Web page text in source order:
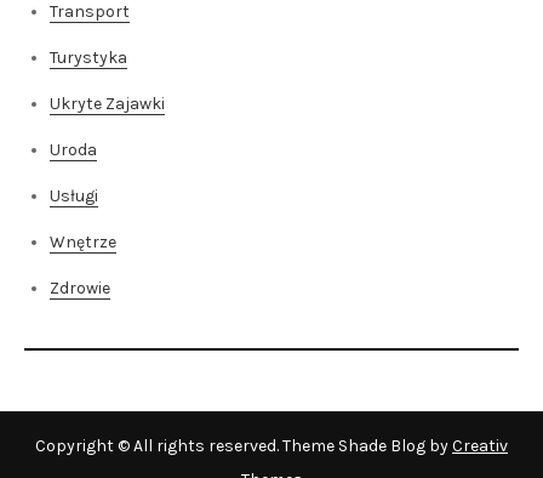
Transport
Turystyka
Ukryte Zajawki
Uroda
Usługi
Wnętrze
Zdrowie
Copyright © All rights reserved. Theme Shade Blog byCreativ